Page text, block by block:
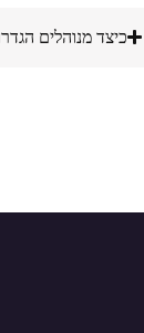
כיצד מנוהלים